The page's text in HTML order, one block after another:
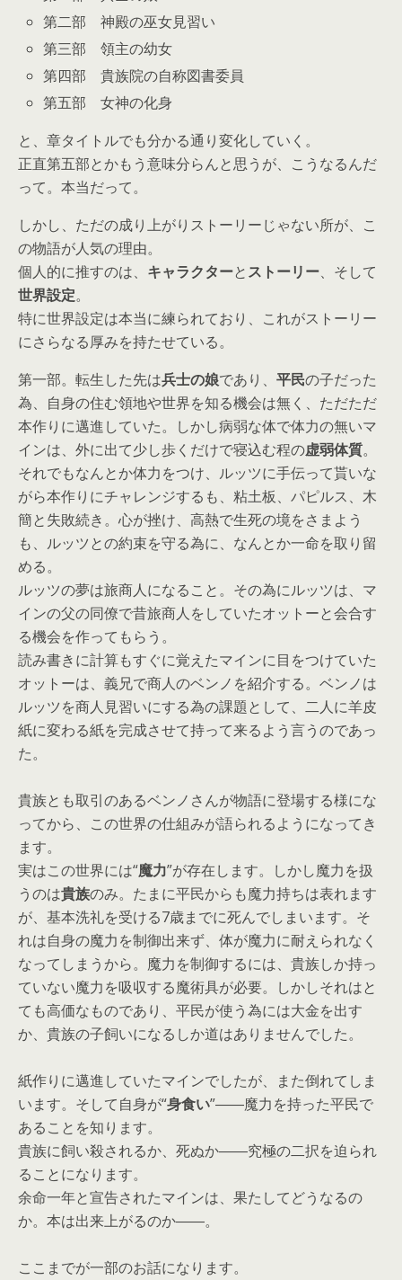
第二部 神殿の巫女見習い
第三部 領主の幼女
第四部 貴族院の自称図書委員
第五部 女神の化身
と、章タイトルでも分かる通り変化していく。
正直第五部とかもう意味分らんと思うが、こうなるんだ
って。本当だって。
しかし、ただの成り上がりストーリーじゃない所が、こ
の物語が人気の理由。
個人的に推すのは、 キャラクターとストーリー、そして
世界設定。
特に世界設定は本当に練られており、これがストーリー
にさらなる厚みを持たせている。
第一部。転生した先は兵士の娘であり、 平民の子だった
為、自身の住む領地や世界を知る機会は無く、ただただ
本作りに邁進していた。しかし病弱な体で体力の無いマ
インは、外に出て少し歩くだけで寝込む程の虚弱体質。
それでもなんとか体力をつけ、ルッツに手伝って貰いな
がら本作りにチャレンジするも、粘土板、パピルス、木
簡と失敗続き。心が挫け、高熱で生死の境をさまよう
も、ルッツとの約束を守る為に、なんとか一命を取り留
める。
ルッツの夢は旅商人になること。その為にルッツは、マ
インの父の同僚で昔旅商人をしていたオットーと会合す
る機会を作ってもらう。
読み書きに計算もすぐに覚えたマインに目をつけていた
オットーは、義兄で商人のベンノを紹介する。ベンノは
ルッツを商人見習いにする為の課題として、二人に羊皮
紙に変わる紙を完成させて持って来るよう言うのであっ
た。
貴族とも取引のあるベンノさんが物語に登場する様にな
ってから、この世界の仕組みが語られるようになってき
ます。
実はこの世界には“魔力”が存在します。しかし魔力を扱
うのは貴族のみ。たまに平民からも魔力持ちは表れます
が、基本洗礼を受ける7歳までに死んでしまいます。そ
れは自身の魔力を制御出来ず、体が魔力に耐えられなく
なってしまうから。魔力を制御するには、貴族しか持っ
ていない魔力を吸収する魔術具が必要。しかしそれはと
ても高価なものであり、平民が使う為には大金を出す
か、貴族の子飼いになるしか道はありませんでした。
紙作りに邁進していたマインでしたが、また倒れてしま
います。そして自身が“身食い”――魔力を持った平民で
あることを知ります。
貴族に飼い殺されるか、死ぬか――究極の二択を迫られ
ることになります。
余命一年と宣告されたマインは、果たしてどうなるの
か。本は出来上がるのか――。
ここまでが一部のお話になります。